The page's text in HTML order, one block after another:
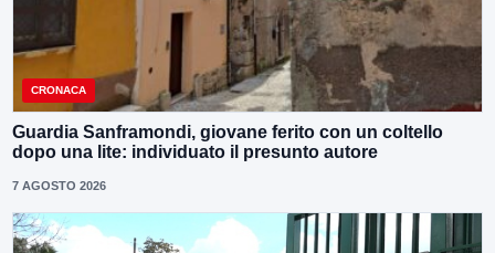
CRONACA
Guardia Sanframondi, giovane ferito con un coltello
dopo una lite: individuato il presunto autore
7 AGOSTO 2026